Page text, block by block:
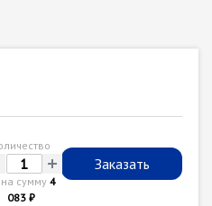
+
на сумму4
083 ₽
Заказать